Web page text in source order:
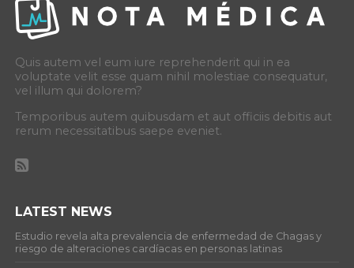
Quis autem vel eum iure reprehenderit qui in ea
voluptate velit esse quam nihil molestiae consequatur,
vel illum qui dolorem?
Temporibus autem quibusdam et aut officiis debitis aut
rerum necessitatibus saepe eveniet.
LATEST NEWS
Estudio revela alta prevalencia de enfermedad de Chagas y
riesgo de alteraciones cardíacas en personas latinas